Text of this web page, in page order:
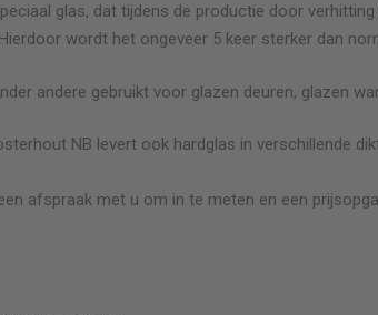
glas, dat tijdens de productie door
wordt het ongeveer 5 keer sterker dan
andere gebruikt voor glazen deuren, glazen
NB levert ook hardglas in verschillende
afspraak met u om in te meten en een